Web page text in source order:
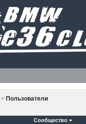
> Пользователи
Сообщество